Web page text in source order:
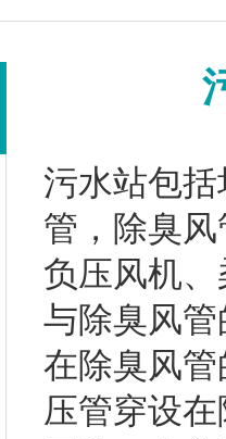
污水站包
管，除臭
负压风机
与除臭风
在除臭风
压管穿设